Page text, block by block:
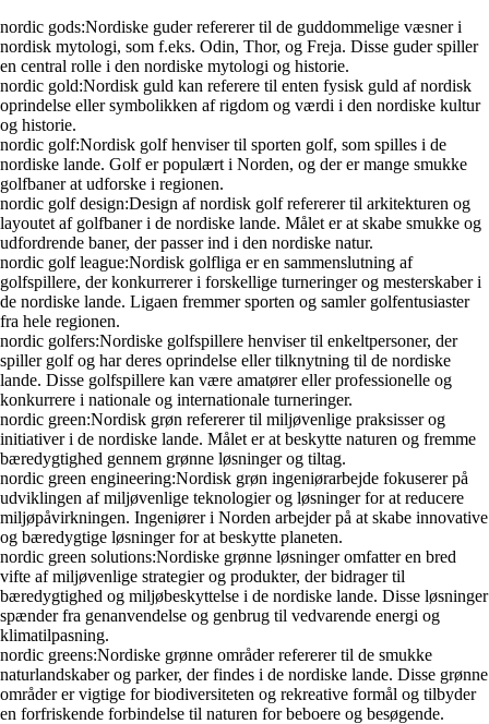
nordic gods:Nordiske guder refererer til de guddommelige væsner i
nordisk mytologi, som f.eks. Odin, Thor, og Freja. Disse guder spiller
en central rolle i den nordiske mytologi og historie.
nordic gold:Nordisk guld kan referere til enten fysisk guld af nordisk
oprindelse eller symbolikken af rigdom og værdi i den nordiske kultur
og historie.
nordic golf:Nordisk golf henviser til sporten golf, som spilles i de
nordiske lande. Golf er populært i Norden, og der er mange smukke
golfbaner at udforske i regionen.
nordic golf design:Design af nordisk golf refererer til arkitekturen og
layoutet af golfbaner i de nordiske lande. Målet er at skabe smukke og
udfordrende baner, der passer ind i den nordiske natur.
nordic golf league:Nordisk golfliga er en sammenslutning af
golfspillere, der konkurrerer i forskellige turneringer og mesterskaber i
de nordiske lande. Ligaen fremmer sporten og samler golfentusiaster
fra hele regionen.
nordic golfers:Nordiske golfspillere henviser til enkeltpersoner, der
spiller golf og har deres oprindelse eller tilknytning til de nordiske
lande. Disse golfspillere kan være amatører eller professionelle og
konkurrere i nationale og internationale turneringer.
nordic green:Nordisk grøn refererer til miljøvenlige praksisser og
initiativer i de nordiske lande. Målet er at beskytte naturen og fremme
bæredygtighed gennem grønne løsninger og tiltag.
nordic green engineering:Nordisk grøn ingeniørarbejde fokuserer på
udviklingen af miljøvenlige teknologier og løsninger for at reducere
miljøpåvirkningen. Ingeniører i Norden arbejder på at skabe innovative
og bæredygtige løsninger for at beskytte planeten.
nordic green solutions:Nordiske grønne løsninger omfatter en bred
vifte af miljøvenlige strategier og produkter, der bidrager til
bæredygtighed og miljøbeskyttelse i de nordiske lande. Disse løsninger
spænder fra genanvendelse og genbrug til vedvarende energi og
klimatilpasning.
nordic greens:Nordiske grønne områder refererer til de smukke
naturlandskaber og parker, der findes i de nordiske lande. Disse grønne
områder er vigtige for biodiversiteten og rekreative formål og tilbyder
en forfriskende forbindelse til naturen for beboere og besøgende.